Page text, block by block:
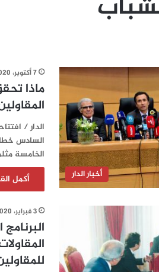
أخبار الدار
7 أكتوبر، 2020
ماذا
الدار /
السادس
الخامسة
أكمل
3 فبراير، 2020